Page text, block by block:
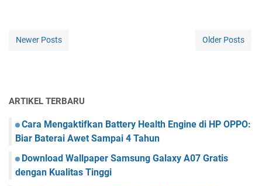
Newer Posts Older Posts
ARTIKEL TERBARU
Cara Mengaktifkan Battery Health Engine di HP OPPO:
Biar Baterai Awet Sampai 4 Tahun
Download Wallpaper Samsung Galaxy A07 Gratis
dengan Kualitas Tinggi